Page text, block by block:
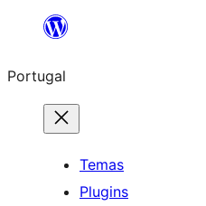
Saltar
o
conteúdo
Portugal
Temas
Plugins